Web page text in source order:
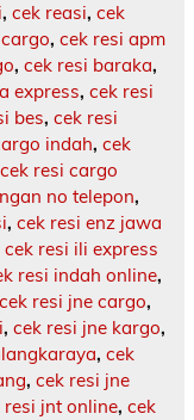
, cek reasi, cek
, cek resi apm
, cek resi baraka,
express, cek resi
bes, cek resi
indah, cek
cek resi cargo
no telepon,
, cek resi enz jawa
cek resi ili express
resi indah online,
cek resi jne cargo,
, cek resi jne kargo,
, cek
, cek resi jne
resi jnt online, cek